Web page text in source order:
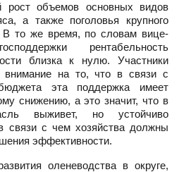
рост объемов основных видов
а также поголовья крупного
В то же время, по словам вице-
рентабельность
близка к нулю. Участники
внимание на то, что в связи с
эта поддержка имеет
снижению, а это значит, что в
выживет, но устойчиво
связи с чем хозяйства должны
эффективности.
оленеводства в округе,